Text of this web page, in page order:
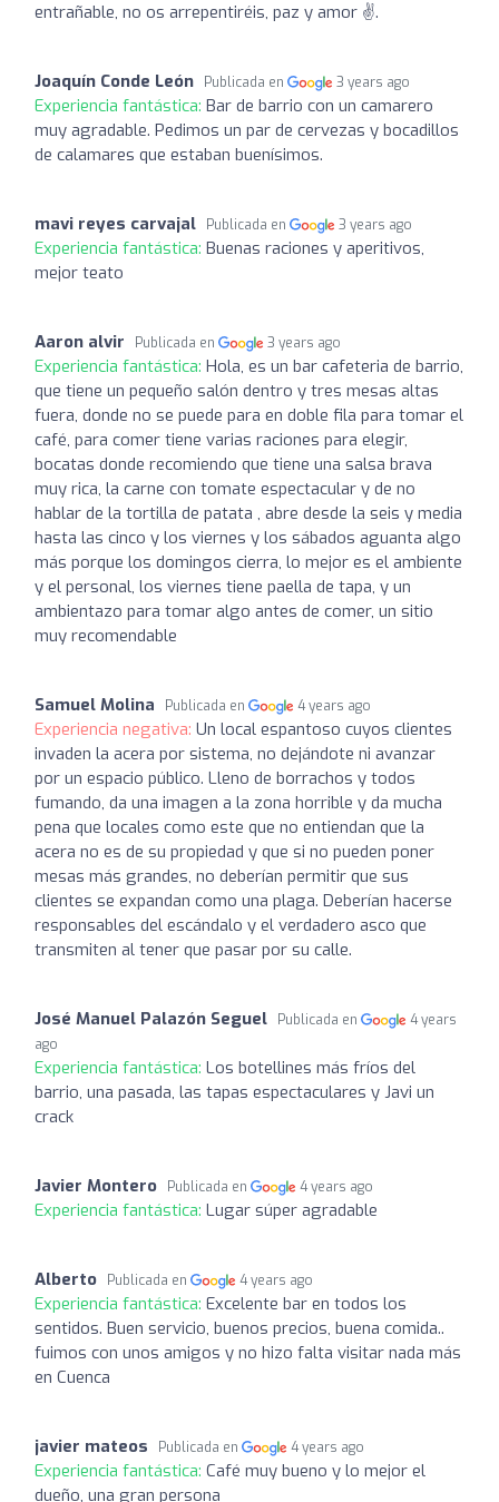
entrañable, no os arrepentiréis, paz y amor ✌️.
Joaquín Conde León Publicada en 3 years ago
Experiencia fantástica: Bar de barrio con un camarero
muy agradable. Pedimos un par de cervezas y bocadillos
de calamares que estaban buenísimos.
mavi reyes carvajal Publicada en 3 years ago
Experiencia fantástica: Buenas raciones y aperitivos,
mejor teato
Aaron alvir Publicada en 3 years ago
Experiencia fantástica: Hola, es un bar cafeteria de barrio,
que tiene un pequeño salón dentro y tres mesas altas
fuera, donde no se puede para en doble fila para tomar el
café, para comer tiene varias raciones para elegir,
bocatas donde recomiendo que tiene una salsa brava
muy rica, la carne con tomate espectacular y de no
hablar de la tortilla de patata , abre desde la seis y media
hasta las cinco y los viernes y los sábados aguanta algo
más porque los domingos cierra, lo mejor es el ambiente
y el personal, los viernes tiene paella de tapa, y un
ambientazo para tomar algo antes de comer, un sitio
muy recomendable
Samuel Molina Publicada en 4 years ago
Experiencia negativa: Un local espantoso cuyos clientes
invaden la acera por sistema, no dejándote ni avanzar
por un espacio público. Lleno de borrachos y todos
fumando, da una imagen a la zona horrible y da mucha
pena que locales como este que no entiendan que la
acera no es de su propiedad y que si no pueden poner
mesas más grandes, no deberían permitir que sus
clientes se expandan como una plaga. Deberían hacerse
responsables del escándalo y el verdadero asco que
transmiten al tener que pasar por su calle.
José Manuel Palazón Seguel Publicada en
4 years
ago
Experiencia fantástica: Los botellines más fríos del
barrio, una pasada, las tapas espectaculares y Javi un
crack
Javier Montero Publicada en 4 years ago
Experiencia fantástica: Lugar súper agradable
Alberto Publicada en 4 years ago
Experiencia fantástica: Excelente bar en todos los
sentidos. Buen servicio, buenos precios, buena comida..
fuimos con unos amigos y no hizo falta visitar nada más
en Cuenca
javier mateos Publicada en 4 years ago
Experiencia fantástica: Café muy bueno y lo mejor el
dueño, una gran persona